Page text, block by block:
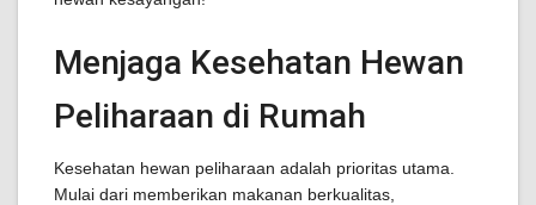
Menjaga Kesehatan Hewan
Peliharaan di Rumah
Kesehatan hewan peliharaan adalah prioritas utama.
Mulai dari memberikan makanan berkualitas,